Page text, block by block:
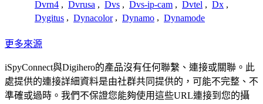
Dvrn4 , Dvrusa , Dvs , Dvs-ip-cam , Dvtel , Dx ,
Dygitus , Dynacolor , Dynamo , Dynamode
更多來源
iSpyConnect與Digihero的產品沒有任何聯繫、連接或關聯。此
處提供的連接詳細資料是由社群共同提供的，可能不完整、不
準確或過時。我們不保證您能夠使用這些URL連接到您的攝